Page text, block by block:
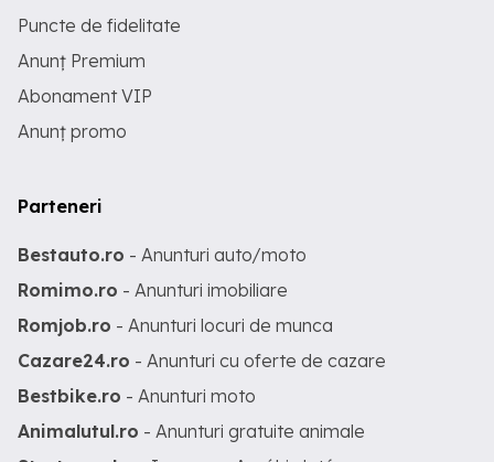
Puncte de fidelitate
Anunț Premium
Abonament VIP
Anunț promo
Parteneri
Bestauto.ro - Anunturi auto/moto
Romimo.ro - Anunturi imobiliare
Romjob.ro - Anunturi locuri de munca
Cazare24.ro - Anunturi cu oferte de cazare
Bestbike.ro - Anunturi moto
Animalutul.ro - Anunturi gratuite animale